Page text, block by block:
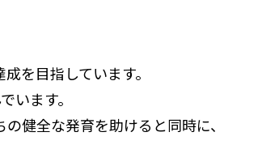
を目指しています。
います。
健全な発育を助けると同時に、